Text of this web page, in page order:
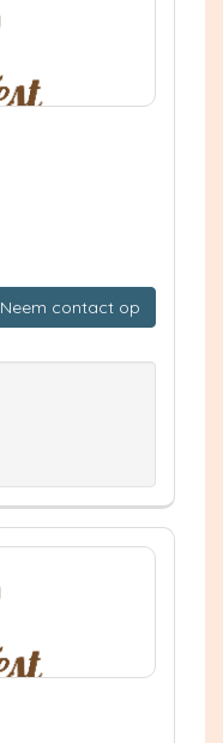
Neem contact op